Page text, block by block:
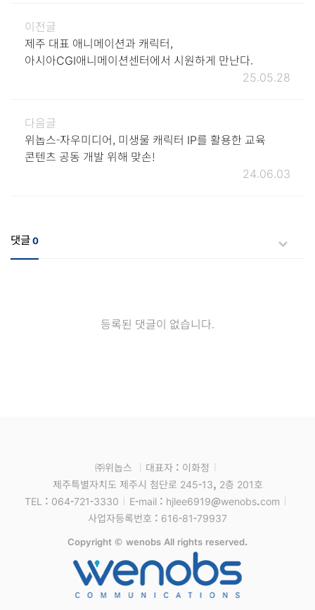
이전글
제주 대표 애니메이션과 캐릭터,
아시아CGI애니메이션센터에서 시원하게 만난다.
25.05.28
다음글
위놉스-자우미디어, 미생물 캐릭터 IP를 활용한 교육
콘텐츠 공동 개발 위해 맞손!
24.06.03
댓글0
등록된 댓글이 없습니다.
㈜위놉스
대표자 : 이화정
제주특별자치도 제주시 첨단로 245-13, 2층 201호
TEL : 064-721-3330
E-mail : hjlee6919@wenobs.com
사업자등록번호 : 616-81-79937
Copyright © wenobs All rights reserved.